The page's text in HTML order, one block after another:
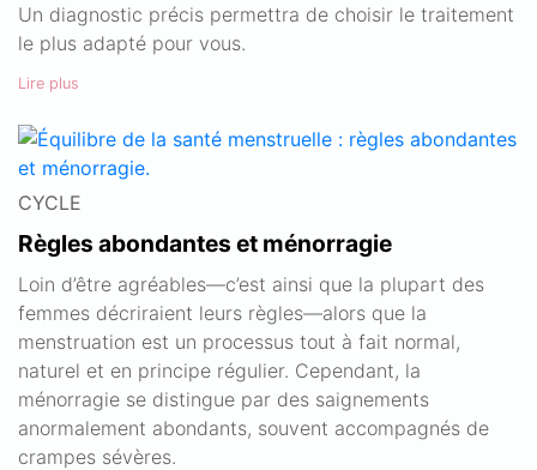
Un diagnostic précis permettra de choisir le traitement
le plus adapté pour vous.
Lire plus
CYCLE
Règles abondantes et ménorragie
Loin d’être agréables—c’est ainsi que la plupart des
femmes décriraient leurs règles—alors que la
menstruation est un processus tout à fait normal,
naturel et en principe régulier. Cependant, la
ménorragie se distingue par des saignements
anormalement abondants, souvent accompagnés de
crampes sévères.